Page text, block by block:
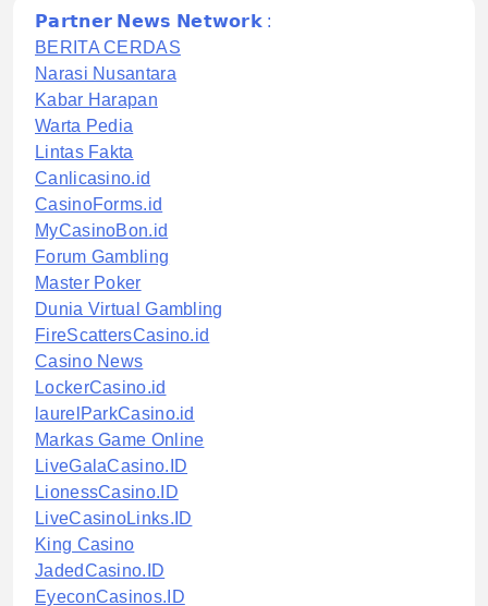
𝗣𝗮𝗿𝘁𝗻𝗲𝗿 𝗡𝗲𝘄𝘀 𝗡𝗲𝘁𝘄𝗼𝗿𝗸 :
BERITA CERDAS
Narasi Nusantara
Kabar Harapan
Warta Pedia
Lintas Fakta
Canlicasino.id
CasinoForms.id
MyCasinoBon.id
Forum Gambling
Master Poker
Dunia Virtual Gambling
FireScattersCasino.id
Casino News
LockerCasino.id
laurelParkCasino.id
Markas Game Online
LiveGalaCasino.ID
LionessCasino.ID
LiveCasinoLinks.ID
King Casino
JadedCasino.ID
EyeconCasinos.ID